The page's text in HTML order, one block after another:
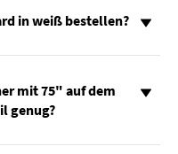
in weiß bestellen?
mit 75" auf dem
genug?